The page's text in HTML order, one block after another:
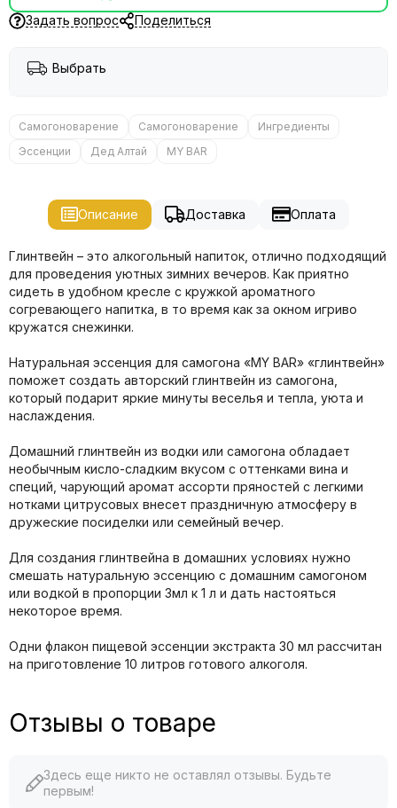
Задать вопрос Поделиться
Выбрать
Самогоноварение Самогоноварение
Ингредиенты
Эссенции
Дед Алтай MY BAR
Описание Доставка Оплата
Глинтвейн – это алкогольный напиток, отлично подходящий
для проведения уютных зимних вечеров. Как приятно
сидеть в удобном кресле с кружкой ароматного
согревающего напитка, в то время как за окном игриво
кружатся снежинки.
Натуральная эссенция для самогона «MY BAR» «глинтвейн»
поможет создать авторский глинтвейн из самогона,
который подарит яркие минуты веселья и тепла, уюта и
наслаждения.
Домашний глинтвейн из водки или самогона обладает
необычным кисло-сладким вкусом с оттенками вина и
специй, чарующий аромат ассорти пряностей с легкими
нотками цитрусовых внесет праздничную атмосферу в
дружеские посиделки или семейный вечер.
Для создания глинтвейна в домашних условиях нужно
смешать натуральную эссенцию с домашним самогоном
или водкой в пропорции 3мл к 1 л и дать настояться
некоторое время.
Одни флакон пищевой эссенции экстракта 30 мл рассчитан
на приготовление 10 литров готового алкоголя.
Отзывы о товаре
Здесь еще никто не оставлял отзывы. Будьте
первым!